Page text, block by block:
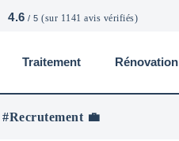
4.6 / 5 (sur 1141 avis vérifiés)
Traitement Rénovation
#Recrutement 💼